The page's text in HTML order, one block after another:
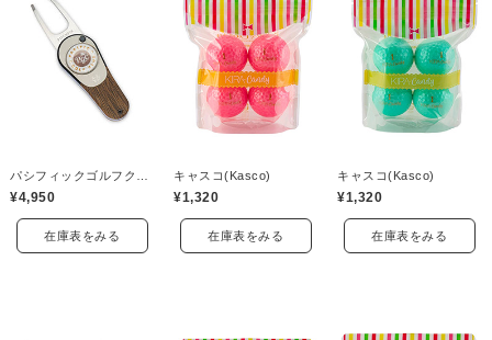
¥4,950
在庫表をみる
キャスコ(Kasco)
¥1,320
在庫表をみる
キャスコ(Kasco)
¥1,320
在庫表をみる